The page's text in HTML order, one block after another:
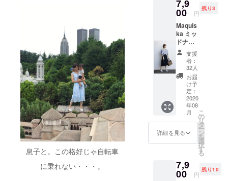
息子と。この格好じゃ自転車
に乗れない・・・。
です。
7,9
00 円
残り3
Maquis
ka ミッ
ドナイ
トブ
ルー 定
価税込
8690円
のとこ
ろ、
7900円
でお届
け。
10％オ
フ！初
回生産
分の枚
です。
支援
者：
32人
お届
け予
定：
2020
年08
月
詳細を見る
こ
の
リ
タ
ー
ン
を
選
択
す
る
7,9
00 円
残り10